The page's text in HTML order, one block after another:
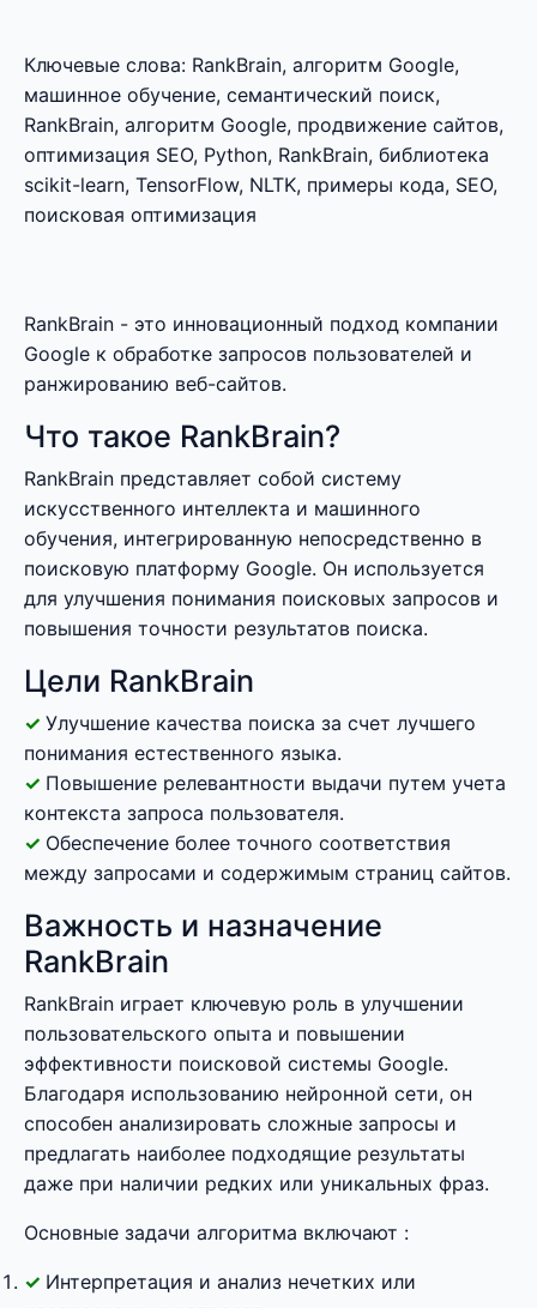
Ключевые слова: RankBrain, алгоритм Google,
машинное обучение, семантический поиск,
RankBrain, алгоритм Google, продвижение сайтов,
оптимизация SEO, Python, RankBrain, библиотека
scikit-learn, TensorFlow, NLTK, примеры кода, SEO,
поисковая оптимизация
RankBrain - это инновационный подход компании
Google к обработке запросов пользователей и
ранжированию веб-сайтов.
Что такое RankBrain?
RankBrain представляет собой систему
искусственного интеллекта и машинного
обучения, интегрированную непосредственно в
поисковую платформу Google. Он используется
для улучшения понимания поисковых запросов и
повышения точности результатов поиска.
Цели RankBrain
Улучшение качества поиска за счет лучшего
понимания естественного языка.
Повышение релевантности выдачи путем учета
контекста запроса пользователя.
Обеспечение более точного соответствия
между запросами и содержимым страниц сайтов.
Важность и назначение
RankBrain
RankBrain играет ключевую роль в улучшении
пользовательского опыта и повышении
эффективности поисковой системы Google.
Благодаря использованию нейронной сети, он
способен анализировать сложные запросы и
предлагать наиболее подходящие результаты
даже при наличии редких или уникальных фраз.
Основные задачи алгоритма включают :
Интерпретация и анализ нечетких или